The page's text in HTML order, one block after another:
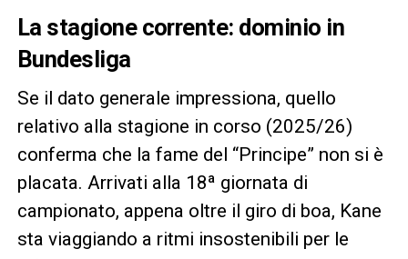
La stagione corrente: dominio in
Bundesliga
Se il dato generale impressiona, quello
relativo alla stagione in corso (2025/26)
conferma che la fame del “Principe” non si è
placata. Arrivati alla 18ª giornata di
campionato, appena oltre il giro di boa, Kane
sta viaggiando a ritmi insostenibili per le